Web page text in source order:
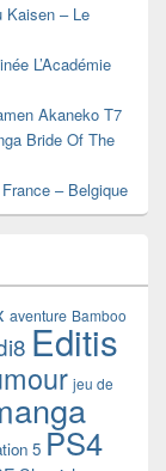
Kaisen – Le
L’Académie
Akaneko T7
Bride Of The
– Belgique
aventure Bamboo
Editis
jeu de
5 PS4